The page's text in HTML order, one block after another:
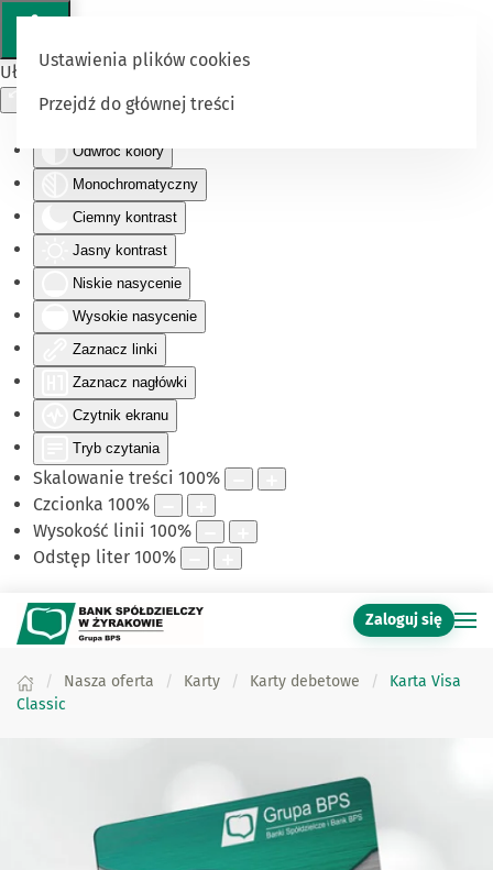
Ułatwienia dostępu
Odwróć kolory
Monochromatyczny
Ciemny kontrast
Jasny kontrast
Niskie nasycenie
Wysokie nasycenie
Zaznacz linki
Zaznacz nagłówki
Czytnik ekranu
Tryb czytania
Skalowanie treści 100%
Czcionka 100%
Wysokość linii 100%
Odstęp liter 100%
Ustawienia plików cookies
Przejdź do głównej treści
Zaloguj się
Nasza oferta Karty Karty debetowe
Karta Visa
Classic